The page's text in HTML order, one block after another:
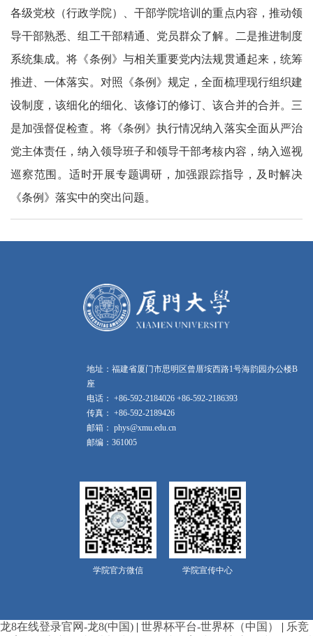
各级党校（行政学院）、干部学院培训的重点内容，推动领
导干部熟悉、组工干部精通、党员群众了解。二是推进制度
系统集成。将《条例》与相关重要党内法规贯通起来，统筹
推进、一体落实。对照《条例》规定，全面梳理现行组织建
设制度，该细化的细化、该修订的修订、该合并的合并。三
是加强督促检查。将《条例》执行情况纳入落实全面从严治
党主体责任，纳入领导班子和领导干部考核内容，纳入巡视
巡察范围。适时开展专题调研，加强跟踪指导，及时解决
《条例》落实中的突出问题。
地址：福建省厦门市思明区曾厝垵西路1号海韵园办公楼B
座
电话： +86-592-2184026 +86-592-2186393
传真： +86-592-2189426
邮箱： phys@xmu.edu.cn
邮编：361005
学院官方微信 学院宣传中心
龙8在线登录官网-龙8(中国) | 世界杯平台-世界杯（中国） | 乐竞